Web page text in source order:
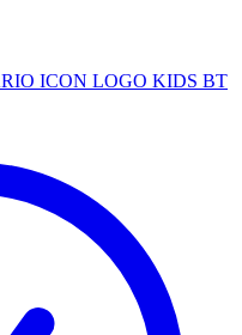
ICON LOGO KIDS BT